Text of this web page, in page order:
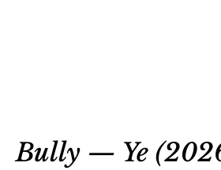
Bully — Ye